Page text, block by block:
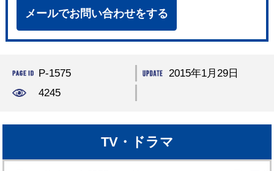
メールでお問い合わせをする
P-1575
2015年1月29日
4245
TV・ドラマ